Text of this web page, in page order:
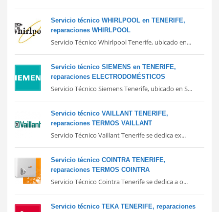
Servicio técnico WHIRLPOOL en TENERIFE,
reparaciones WHIRLPOOL
Servicio Técnico Whirlpool Tenerife, ubicado en...
Servicio técnico SIEMENS en TENERIFE,
reparaciones ELECTRODOMÉSTICOS
Servicio Técnico Siemens Tenerife, ubicado en S...
Servicio técnico VAILLANT TENERIFE,
reparaciones TERMOS VAILLANT
Servicio Técnico Vaillant Tenerife se dedica ex...
Servicio técnico COINTRA TENERIFE,
reparaciones TERMOS COINTRA
Servicio Técnico Cointra Tenerife se dedica a o...
Servicio técnico TEKA TENERIFE, reparaciones